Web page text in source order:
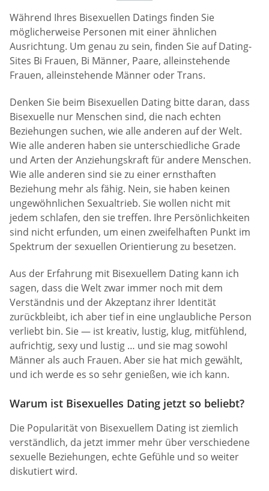
Während Ihres Bisexuellen Datings finden Sie
möglicherweise Personen mit einer ähnlichen
Ausrichtung. Um genau zu sein, finden Sie auf Dating-
Sites Bi Frauen, Bi Männer, Paare, alleinstehende
Frauen, alleinstehende Männer oder Trans.
Denken Sie beim Bisexuellen Dating bitte daran, dass
Bisexuelle nur Menschen sind, die nach echten
Beziehungen suchen, wie alle anderen auf der Welt.
Wie alle anderen haben sie unterschiedliche Grade
und Arten der Anziehungskraft für andere Menschen.
Wie alle anderen sind sie zu einer ernsthaften
Beziehung mehr als fähig. Nein, sie haben keinen
ungewöhnlichen Sexualtrieb. Sie wollen nicht mit
jedem schlafen, den sie treffen. Ihre Persönlichkeiten
sind nicht erfunden, um einen zweifelhaften Punkt im
Spektrum der sexuellen Orientierung zu besetzen.
Aus der Erfahrung mit Bisexuellem Dating kann ich
sagen, dass die Welt zwar immer noch mit dem
Verständnis und der Akzeptanz ihrer Identität
zurückbleibt, ich aber tief in eine unglaubliche Person
verliebt bin. Sie — ist kreativ, lustig, klug, mitfühlend,
aufrichtig, sexy und lustig … und sie mag sowohl
Männer als auch Frauen. Aber sie hat mich gewählt,
und ich werde es so sehr genießen, wie ich kann.
Warum ist Bisexuelles Dating jetzt so beliebt?
Die Popularität von Bisexuellem Dating ist ziemlich
verständlich, da jetzt immer mehr über verschiedene
sexuelle Beziehungen, echte Gefühle und so weiter
diskutiert wird.